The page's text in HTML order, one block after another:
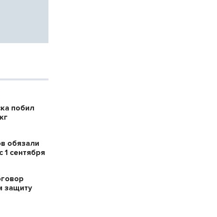
побил
обязали
1 сентября
защиту